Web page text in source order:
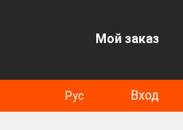
Мой заказ
Рус Вход